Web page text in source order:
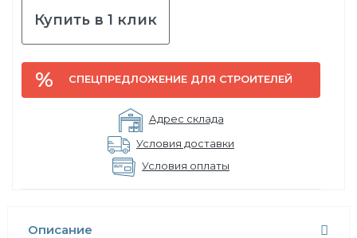
Купить в 1 клик
СПЕЦПРЕДЛОЖЕНИЕ ДЛЯ СТРОИТЕЛЕЙ
Адрес склада
Условия доставки
Условия оплаты
Описание